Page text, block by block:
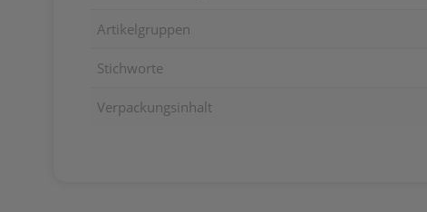
Artikelgruppen
Stichworte
Verpackungsinhalt